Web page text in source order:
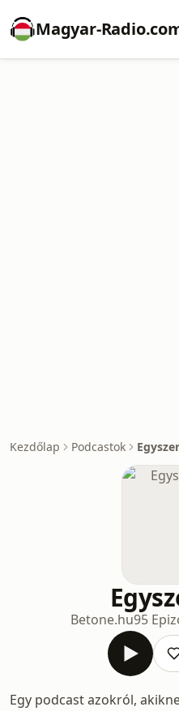
Magyar-
Kezdőlap Podcastok
Betone.hu95
Egy podcast azokról,